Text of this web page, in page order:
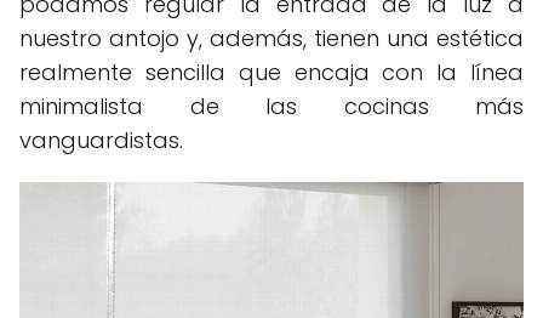
nuestro antojo y, además, tienen una estética
realmente sencilla que encaja con la línea
minimalista de las cocinas más
vanguardistas.